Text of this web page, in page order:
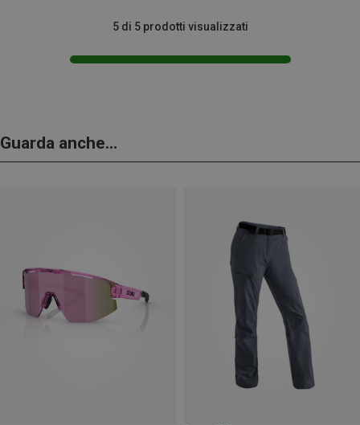
5 di 5 prodotti visualizzati
Guarda anche...